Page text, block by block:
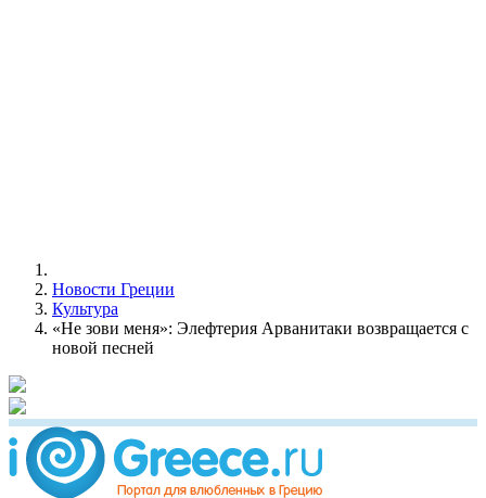
Новости Греции
Культура
«Не зови меня»: Элефтерия Арванитаки возвращается с
новой песней